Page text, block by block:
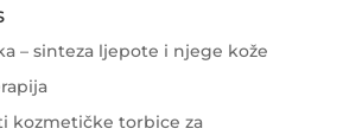
– sinteza ljepote i njege kože
kozmetičke torbice za